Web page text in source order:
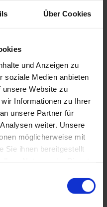
Über Cookies
und Anzeigen zu
soziale Medien anbieten
unsere Website zu
Informationen zu Ihrer
unsere Partner für
weiter. Unsere
möglicherweise mit
Sie ihnen bereitgestellt